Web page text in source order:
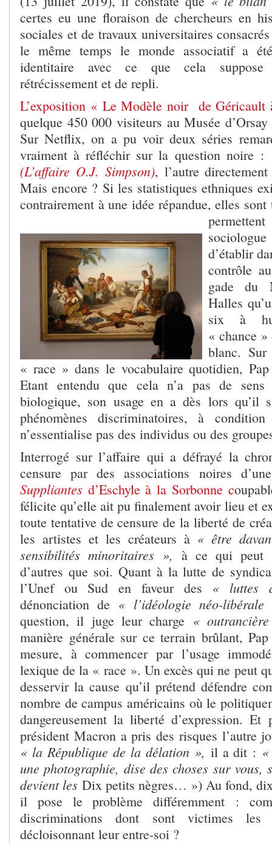
certes eu une floraison de chercheurs en
sociales et de travaux universitaires
le même temps le monde associatif a
identitaire avec ce que cela
rétrécissement et de repli.
L’exposition « Le Modèle noir de
quelque 450 000 visiteurs au Musée
Sur Netflix, on a pu voir deux séries
vraiment à réfléchir sur la question noire :
(L’affaire O.J. Simpson), l’autre
Mais encore ? Si les statistiques ethniques
contrairement à une idée répandue, elles
d’établir
contrôle
gade du
Halles
six à
« chance »
blanc.
« race » dans le vocabulaire quotidien,
Etant entendu que cela n’a pas de
biologique, son usage en a dès lors qu’il
phénomènes discriminatoires, à
n’essentialise pas des individus ou des
Interrogé sur l’affaire qui a défrayé la
censure par des associations noires
Suppliantes d’Eschyle à la Sorbonne c
félicite qu’elle ait pu finalement avoir lieu et
toute tentative de censure de la liberté de
les artistes et les créateurs à « être
sensibilités minoritaires », à ce qui peut
d’autres que soi. Quant à la lutte de
l’Unef ou Sud en faveur des « luttes
dénonciation de « l’idéologie néo-
question, il juge leur charge «
manière générale sur ce terrain brûlant,
mesure, à commencer par l’usage
lexique de la « race ». Un excès qui ne peut
desservir la cause qu’il prétend défendre
nombre de campus américains où le
dangereusement la liberté d’expression.
président Macron a pris des risques l’autre
« la République de la délation », il a dit :
une photographie, dise des choses sur vous,
devient les Dix petits nègres… ») Au fond, dix
il pose le problème différemment :
discriminations dont sont victimes
décloisonnant leur entre-soi ?